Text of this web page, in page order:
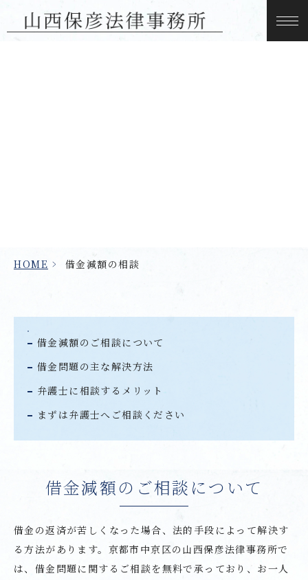
HOME > 借金減額の相談
借金減額のご相談について
借金問題の主な解決方法
弁護士に相談するメリット
まずは弁護士へご相談ください
借金減額のご相談について
借金の返済が苦しくなった場合、法的手段によって解決す
る方法があります。京都市中京区の山西保彦法律事務所で
は、借金問題に関するご相談を無料で承っており、お一人